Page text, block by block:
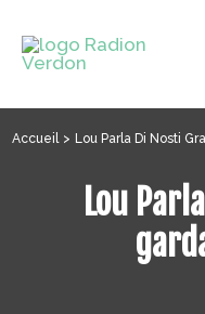
contenu
Accueil Lou Parla Di Nosti
Lou